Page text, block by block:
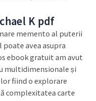
K pdf
memento al puterii
avea asupra
ebook gratuit am avut
multidimensionale și
fiind o explorare
complexitatea carte